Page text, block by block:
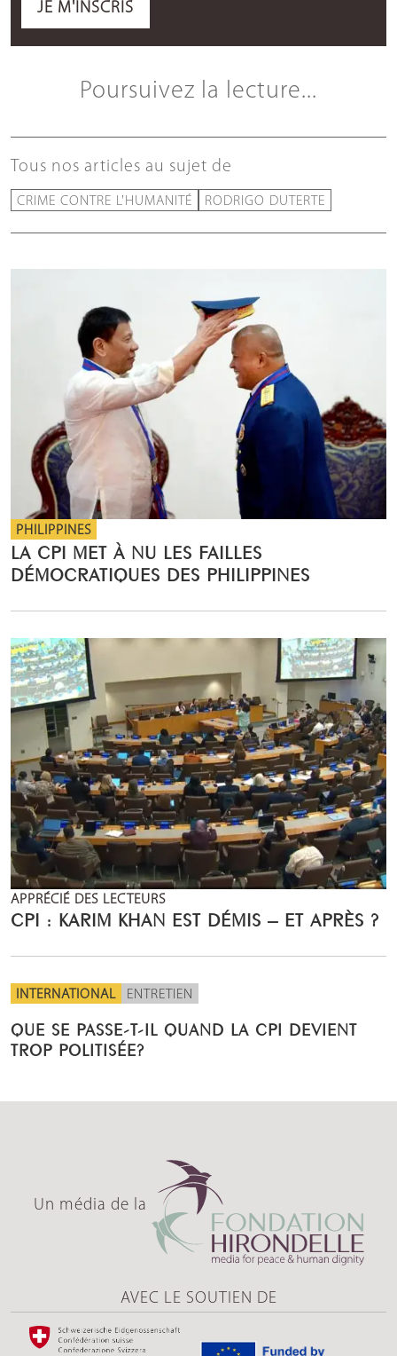
JE M'INSCRIS
Poursuivez la lecture...
Tous nos articles au sujet de
CRIME CONTRE L'HUMANITÉ RODRIGO DUTERTE
PHILIPPINES
LA CPI MET À NU LES FAILLES
DÉMOCRATIQUES DES PHILIPPINES
APPRÉCIÉ DES LECTEURS
CPI : KARIM KHAN EST DÉMIS – ET APRÈS ?
INTERNATIONAL ENTRETIEN
QUE SE PASSE-T-IL QUAND LA CPI DEVIENT
TROP POLITISÉE?
Un média de la
AVEC LE SOUTIEN DE